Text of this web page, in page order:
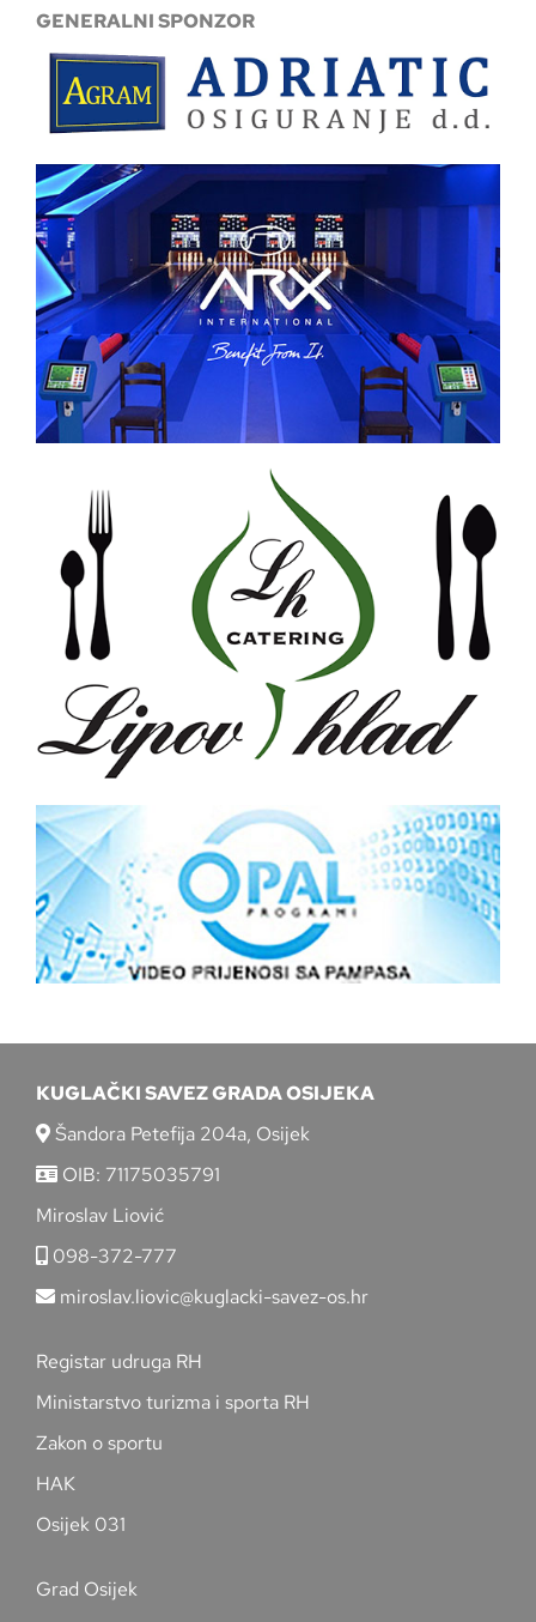
GENERALNI SPONZOR
KUGLAČKI SAVEZ GRADA OSIJEKA
Šandora Petefija 204a, Osijek
OIB: 71175035791
Miroslav Liović
098-372-777
miroslav.liovic@kuglacki-savez-os.hr
Registar udruga RH
Ministarstvo turizma i sporta RH
Zakon o sportu
HAK
Osijek 031
Grad Osijek